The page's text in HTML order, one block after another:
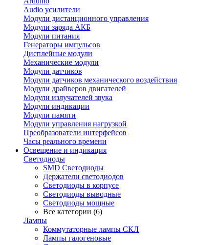
Audio усилители
Модули дистанционного управления
Модули заряда АКБ
Модули питания
Генераторы импульсов
Дисплейные модули
Механические модули
Модули датчиков
Модули датчиков механического воздействия
Модули драйверов двигателей
Модули излучателей звука
Модули индикации
Модули памяти
Модули управления нагрузкой
Преобразователи интерфейсов
Часы реального времени
Освещение и индикация
Светодиоды
SMD Светодиоды
Держатели светодиодов
Светодиоды в корпусе
Светодиоды выводные
Светодиоды мощные
Все категории (6)
Лампы
Коммутаторные лампы СКЛ
Лампы галогеновые